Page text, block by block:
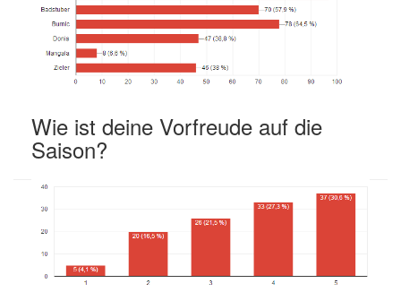
Wie ist deine Vorfreude auf die
Saison?